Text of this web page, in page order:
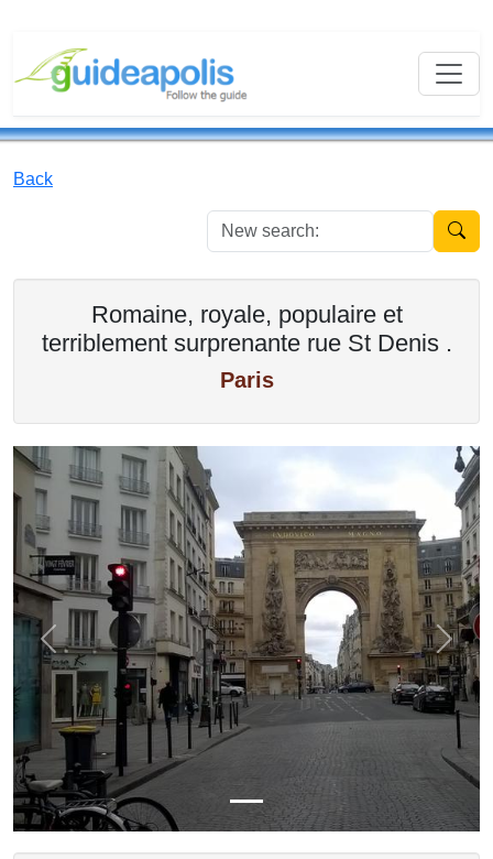
Back
New
Romaine, royale, populaire et
terriblement surprenante rue St Denis .
Paris
Previous Next